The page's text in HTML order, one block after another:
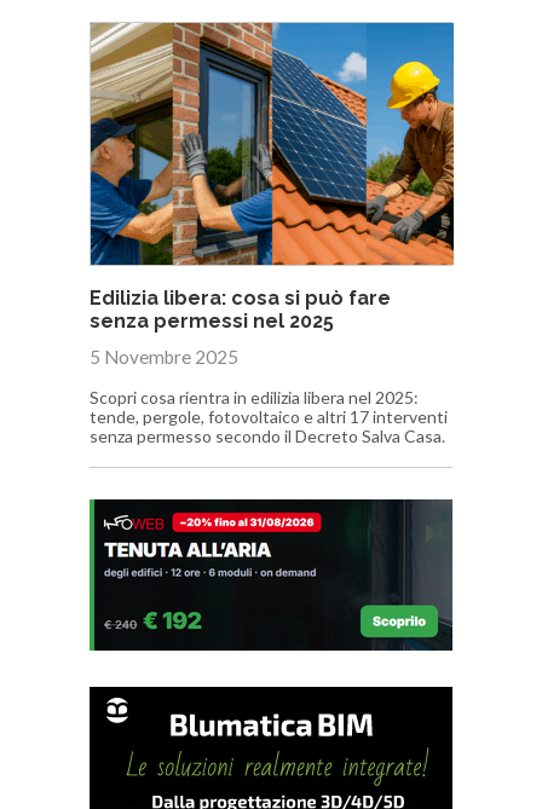
Edilizia libera: cosa si può fare
senza permessi nel 2025
5 Novembre 2025
Scopri cosa rientra in edilizia libera nel 2025:
tende, pergole, fotovoltaico e altri 17 interventi
senza permesso secondo il Decreto Salva Casa.